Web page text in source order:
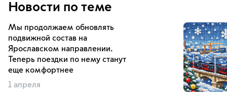
Новости по теме
Мы продолжаем обновлять
подвижной состав на
Ярославском направлении.
Теперь поездки по нему станут
еще комфортнее
1 апреля